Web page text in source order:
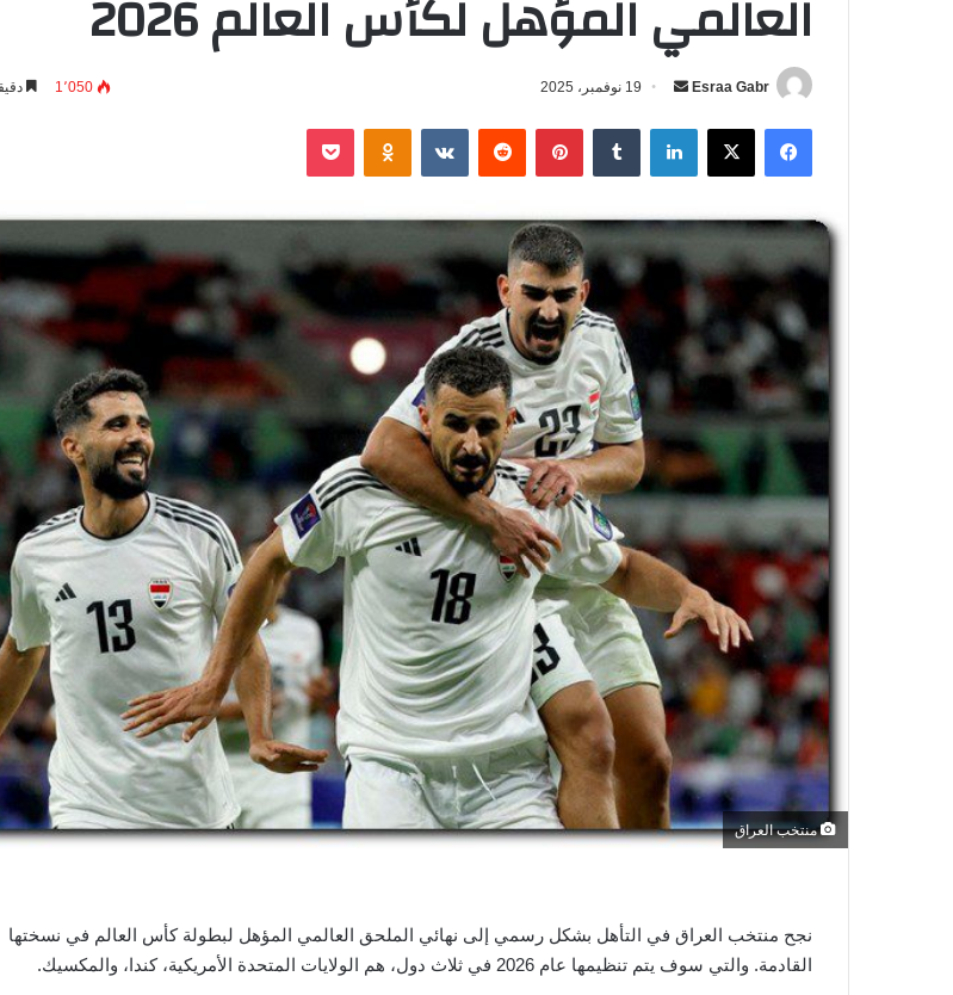
العالمي المؤهل لكأس العالم 2026
Esraa Gabr
س
ر
ي
ت
ر
و
ا
19 نوفمبر، 2025 1٬050
فيسبوك ‫X لينكدإن بينتيريست
منتخب العراق
نجح منتخب العراق في التأهل بشكل رسمي إلى نهائي الملحق العالمي المؤهل لبطولة كأس العالم في نسختها
القادمة. والتي سوف يتم تنظيمها عام 2026 في ثلاث دول، هم الولايات المتحدة الأمريكية، كندا، والمكسيك.